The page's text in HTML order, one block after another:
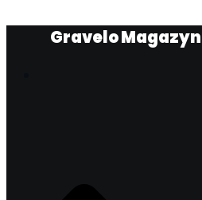
Gravelo Magazyn